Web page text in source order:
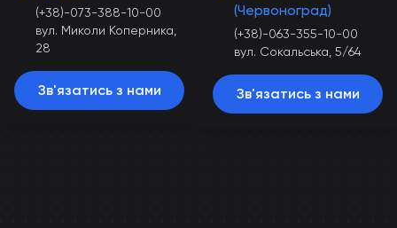
(+38)-073-388-10-00
вул. Миколи Коперника,
28
Зв'язатись з нами
(Червоноград)
(+38)-063-355-10-00
вул. Сокальська, 5/64
Зв'язатись з нами